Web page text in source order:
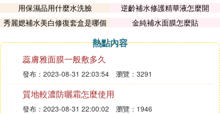
主要包括:冰肌液、冰肌面膜1號、冰肌面膜2號、冰
肌藍藻精華、冰肌透白霜。
這套產品純水無油，含有冰涼因子，特別適用於曬後
敏感脆弱肌膚，也是夏日油性肌膚的好幫手。
曬後皮膚溫度升高，毛細血管擴張，膠原纖維受損，
這款產品可以調節皮膚的溫度，收縮毛細血管，舒敏
退紅，改善膠原纖維的彈性。
用保濕品用什麼水洗臉
逆齡補水修護精華液怎麼開
秀麗媤補水美白修復套盒是哪個
金純補水面膜怎麼貼
熱點內容
蕊膚雅面膜一般敷多久
發布：2023-08-31 22:03:54 瀏覽：3291
質地較濃防曬霜怎麼使用
發布：2023-08-31 22:00:02 瀏覽：1946